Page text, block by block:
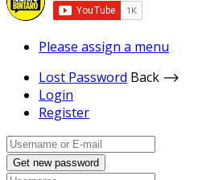
Please assign a menu
Lost Password Back ⟶
Login
Register
Get new password